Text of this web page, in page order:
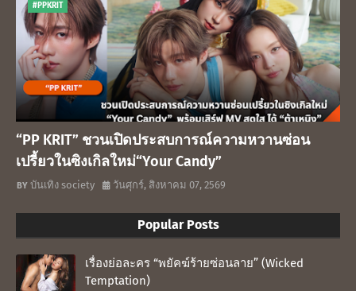
#PPKRIT
“PP KRIT” ชวนเปิดประสบการณ์ความหวานซ่อน
เปรี้ยวในซิงเกิลใหม่“Your Candy”
บันเทิง society วันศุกร์, สิงหาคม 07, 2569
Popular Posts
เรื่องย่อละคร “พยัคฆ์ร้ายซ่อนลาย” (Wicked
Temptation)